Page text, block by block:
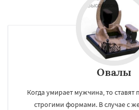
Овалы
Когда умирает мужчина, то
строгими формами. В случае с